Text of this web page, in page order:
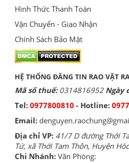
Hình Thức Thanh Toán
Vận Chuyển - Giao Nhận
Chính Sách Bảo Mật
HỆ THỐNG ĐĂNG TIN RAO VẶT
Mã số thuế:0314816952Ngày
Tel: 0977800810 - Hotline:
Email:
Địa chỉ VP: 41/7 D đường Thới
Tứ, xã Thới Tam Thôn, Huyện
Chi Nhánh: Văn Phòng: